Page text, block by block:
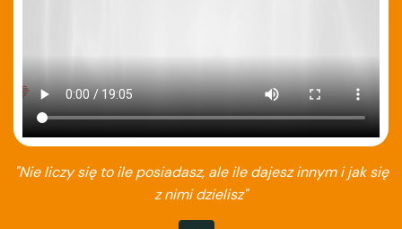
"Nie liczy się to ile posiadasz, ale ile dajesz innym i jak się
z nimi dzielisz"